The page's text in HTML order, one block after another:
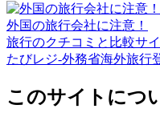
外国の旅行会社に注意！
旅行のクチコミと比較サ
たびレジ-外務省海外旅行
このサイトにつ